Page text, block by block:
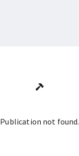
Publication not found.